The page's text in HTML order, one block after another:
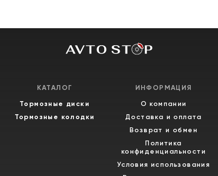
КАТАЛОГ
Тормозные диски
Тормозные колодки
ИНФОРМАЦИЯ
О компании
Доставка и оплата
Возврат и обмен
Политика
конфиденциальности
Условия использования